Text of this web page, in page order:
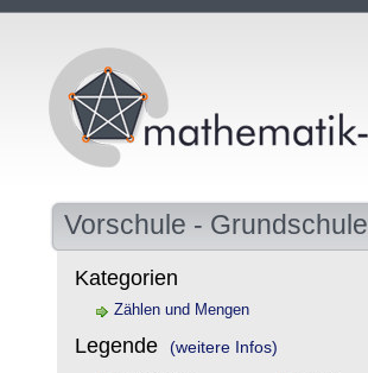
Vorschule - Grundschule
Kategorien
Zählen und Mengen
Legende (weitere Infos)